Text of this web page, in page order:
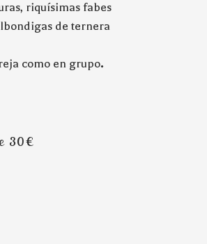
riquísimas fabes
de ternera
como en grupo.
30€